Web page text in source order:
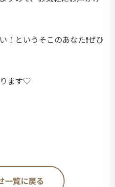
！というそこのあなた❗️ぜひ
ます♡
一覧に戻る